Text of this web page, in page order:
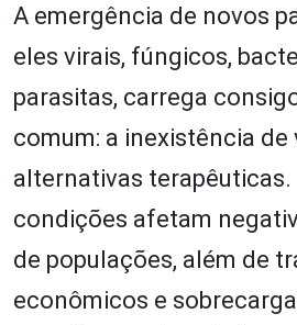
A emergência de novos
eles virais, fúngicos,
parasitas, carrega
comum: a inexistência de
alternativas terapêuticas.
condições afetam
de populações, além de
econômicos e